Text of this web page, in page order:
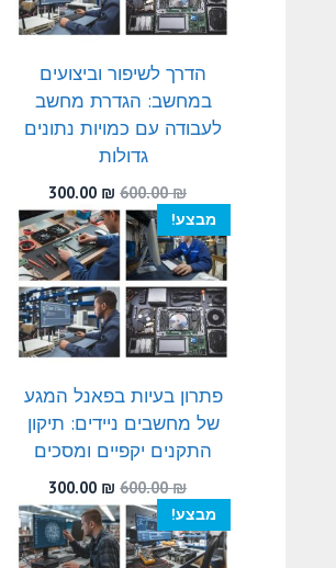
הדרך לשיפור וביצועים
במחשב: הגדרת מחשב
לעבודה עם כמויות נתונים
גדולות
600.00₪
המחיר
המקורי
היה:
600.00 ₪.
300.00 ₪
המחיר
הנוכחי
הוא:
300.00 ₪.
מבצע!
פתרון בעיות בפאנל המגע
של מחשבים ניידים: תיקון
התקנים יקפיים ומסכים
600.00₪
המחיר
המקורי
היה:
600.00 ₪.
300.00 ₪
המחיר
הנוכחי
הוא:
300.00 ₪.
מבצע!